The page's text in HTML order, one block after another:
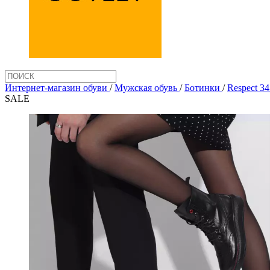
Интернет-магазин обуви /Мужская обувь /Ботинки /Respect
SALE